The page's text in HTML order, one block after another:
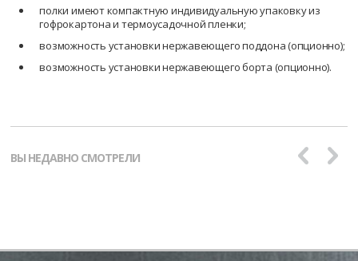
полки имеют компактную индивидуальную упаковку из
гофрокартона и термоусадочной пленки;
возможность установки нержавеющего поддона (опционно);
возможность установки нержавеющего борта (опционно).
ВЫ НЕДАВНО СМОТРЕЛИ